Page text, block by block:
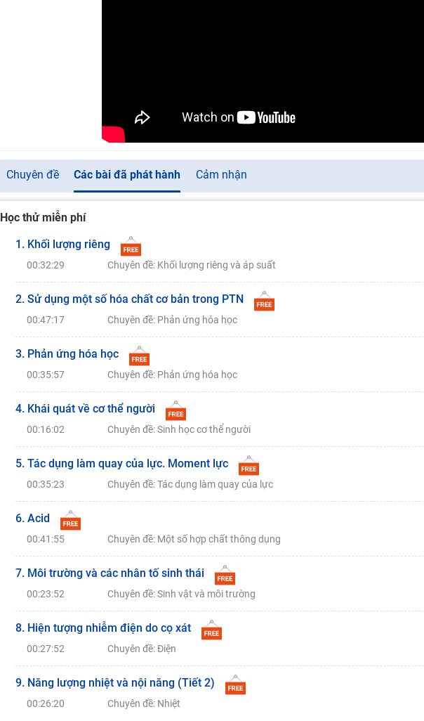
Chuyên đề Các bài đã phát hành Cảm nhận
Học thử miễn phí
1. Khối lượng riêng
00:32:29 Chuyên đề: Khối lượng riêng và áp suất
2. Sử dụng một số hóa chất cơ bản trong PTN
00:47:17 Chuyên đề: Phản ứng hóa học
3. Phản ứng hóa học
00:35:57 Chuyên đề: Phản ứng hóa học
4. Khái quát về cơ thể người
00:16:02 Chuyên đề: Sinh học cơ thể người
5. Tác dụng làm quay của lực. Moment lực
00:35:23 Chuyên đề: Tác dụng làm quay của lực
6. Acid
00:41:55 Chuyên đề: Một số hợp chất thông dụng
7. Môi trường và các nhân tố sinh thái
00:23:52 Chuyên đề: Sinh vật và môi trường
8. Hiện tượng nhiễm điện do cọ xát
00:27:52 Chuyên đề: Điện
9. Năng lượng nhiệt và nội năng (Tiết 2)
00:26:20 Chuyên đề: Nhiệt